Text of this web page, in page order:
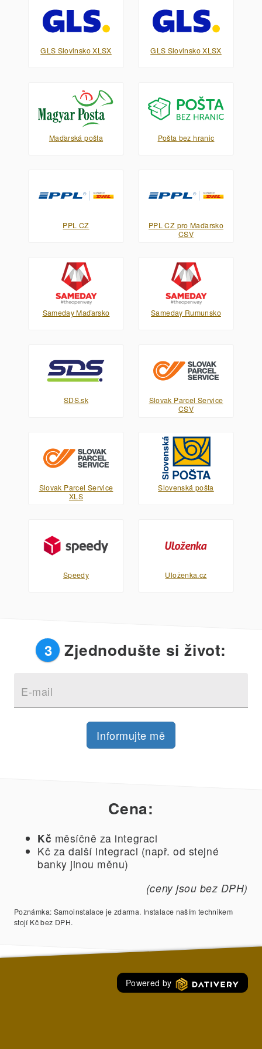
GLS Slovinsko XLSX GLS Slovinsko XLSX
Maďarská pošta Pošta bez hranic
PPL CZ
PPL CZ pro Maďarsko
CSV
Sameday Maďarsko Sameday Rumunsko
SDS.sk
Slovak Parcel Service
CSV
Slovak Parcel Service
XLS
Slovenská pošta
Speedy Uloženka.cz
3 Zjednodušte si život:
E-mail
Cena:
Kč měsíčně za integraci
Kč za další integraci (např. od stejné
banky jinou měnu)
(ceny jsou bez DPH)
Poznámka: Samoinstalace je zdarma. Instalace naším technikem
stojí Kč bez DPH.
Powered by